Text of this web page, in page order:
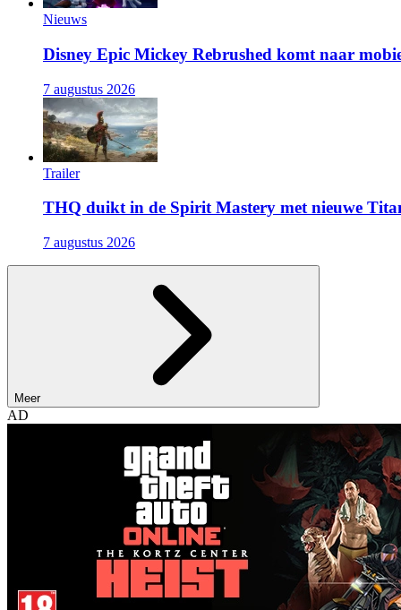
Nieuws
Disney Epic Mickey Rebrushed komt naar
7 augustus 2026
Trailer
THQ duikt in de Spirit Mastery met nieuwe
7 augustus 2026
Meer
AD